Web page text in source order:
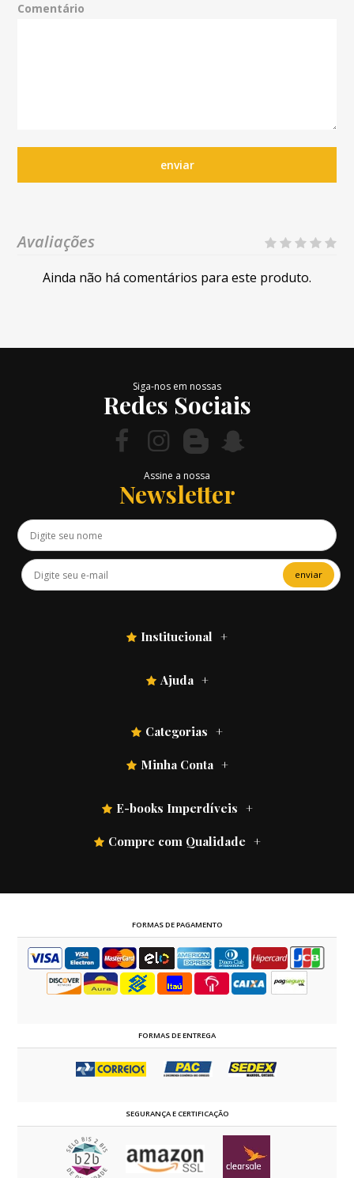
Comentário
enviar
Avaliações
Ainda não há comentários para este produto.
Siga-nos em nossas
Redes Sociais
Assine a nossa
Newsletter
enviar
Institucional
Ajuda
Categorias
Minha Conta
E-books Imperdíveis
Compre com Qualidade
FORMAS DE PAGAMENTO
FORMAS DE ENTREGA
SEGURANÇA E CERTIFICAÇÃO